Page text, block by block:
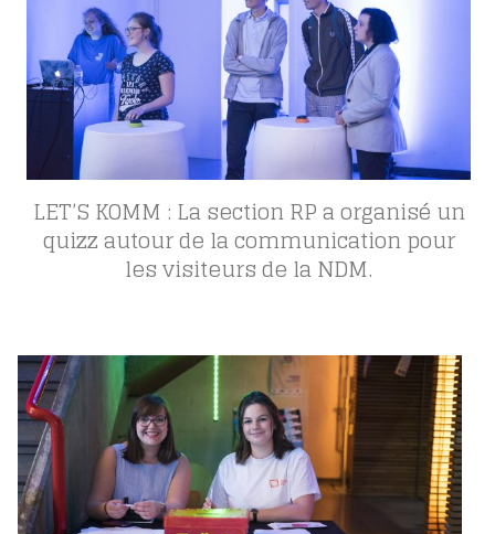
LET’S KOMM : La section RP a organisé un
quizz autour de la communication pour
les visiteurs de la NDM.